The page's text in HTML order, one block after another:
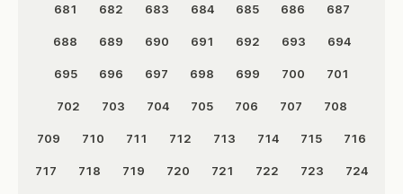
681 682 683 684 685 686 687
688 689 690 691 692 693 694
695 696 697 698 699 700 701
702 703 704 705 706 707 708
709 710 711 712 713 714 715 716
717 718 719 720 721 722 723 724